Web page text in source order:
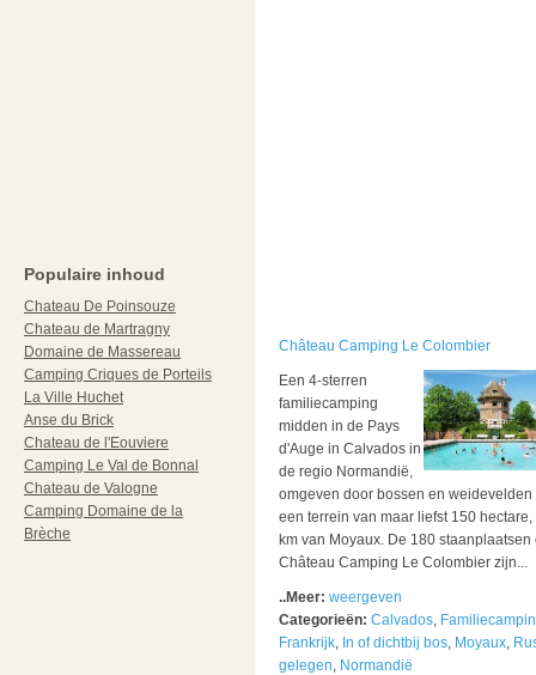
Populaire inhoud
Chateau De Poinsouze
Chateau de Martragny
Domaine de Massereau
Camping Criques de Porteils
La Ville Huchet
Anse du Brick
Chateau de l'Eouviere
Camping Le Val de Bonnal
Chateau de Valogne
Camping Domaine de la
Brèche
Château Camping Le Colombier
Een 4-sterren
familiecamping
midden in de Pays
d'Auge in Calvados in
de regio Normandië,
omgeven door bossen en weidevelden
een terrein van maar liefst 150 hectare,
km van Moyaux. De 180 staanplaatsen
Château Camping Le Colombier zijn...
..Meer: weergeven
Categorieën: Calvados,
Frankrijk, In of dichtbij bos, Moyaux,
gelegen, Normandië